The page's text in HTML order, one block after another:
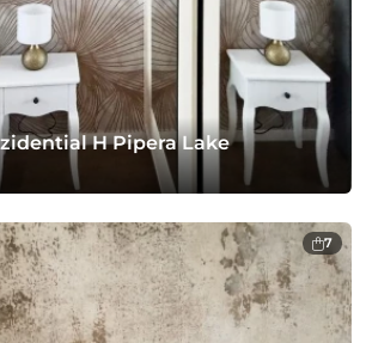
H Pipera Lake
7